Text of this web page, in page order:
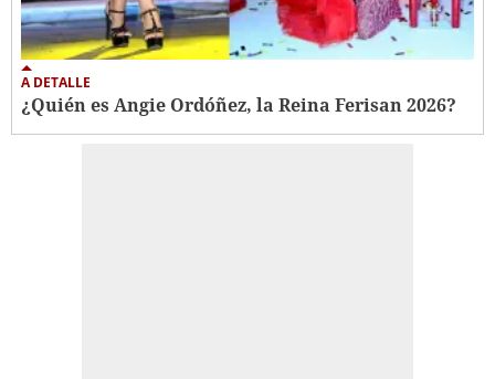
A DETALLE
¿Quién es Angie Ordóñez, la Reina Ferisan 2026?